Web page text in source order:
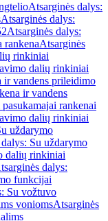
Atsarginės dalys:
Atsarginės dalys:
Atsarginės dalys:
rankenaAtsarginės
rinkiniai
dalių rinkiniai
ir vandens prileidimo
ir vandens
rankenai
dalių rinkiniai
uždarymo
Su uždarymo
dalių rinkiniai
dalys:
funkcijai
Su vožtuvo
voniomsAtsarginės